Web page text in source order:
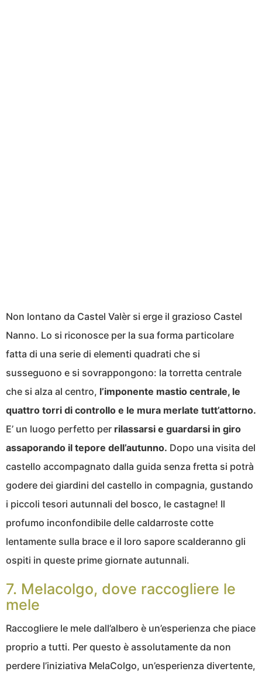
Non lontano da Castel Valèr si erge il grazioso Castel
Nanno. Lo si riconosce per la sua forma particolare
fatta di una serie di elementi quadrati che si
susseguono e si sovrappongono: la torretta centrale
che si alza al centro, l’imponente mastio centrale, le
quattro torri di controllo e le mura merlate tutt’attorno.
E’ un luogo perfetto per rilassarsi e guardarsi in giro
assaporando il tepore dell’autunno. Dopo una visita del
castello accompagnato dalla guida senza fretta si potrà
godere dei giardini del castello in compagnia, gustando
i piccoli tesori autunnali del bosco, le castagne! Il
profumo inconfondibile delle caldarroste cotte
lentamente sulla brace e il loro sapore scalderanno gli
ospiti in queste prime giornate autunnali.
7. Melacolgo, dove raccogliere le
mele
Raccogliere le mele dall’albero è un’esperienza che piace
proprio a tutti. Per questo è assolutamente da non
perdere l’iniziativa MelaColgo, un’esperienza divertente,